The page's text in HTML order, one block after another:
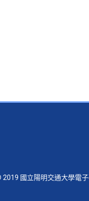
國立陽明交通大學電